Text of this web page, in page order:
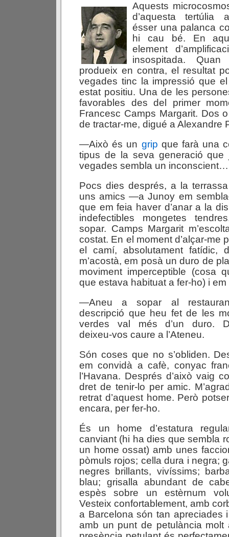
Aquests
d’aquesta tertúlia
ésser una palanca
hi cau bé. En
element
insospitada. Quan
produeix en contra, el resultat
vegades tinc la impressió que
estat positiu. Una de les
favorables des del primer
Francesc Camps Margarit. Dos
de tractar-me, digué a Alexandre
—Això és un grip que farà una
tipus de la seva generació que
vegades sembla un inconscient…
Pocs dies després, a la
uns amics —a Junoy em
que em feia haver d’anar a la
indefectibles mongetes
sopar. Camps Margarit
costat. En el moment d’alçar-me
el camí, absolutament fatídic,
m’acostà, em posà un duro de
moviment imperceptible (cosa
que estava habituat a fer-ho) i em
—Aneu a sopar al
descripció que heu fet de les
verdes val més d’un duro.
deixeu-vos caure a l’Ateneu.
Són coses que no s’obliden.
em convidà a cafè, conyac
l’Havana. Després d’això vaig
dret de tenir-lo per amic.
retrat d’aquest home. Però
encara, per fer-ho.
És un home d’estatura
canviant (hi ha dies que sembla
un home ossat) amb unes
pòmuls rojos; cella dura i negra;
negres brillants, vivíssims;
blau; grisalla abundant de
espès sobre un estèrnum
Vesteix confortablement, amb
a Barcelona són tan apreciades
amb un punt de petulància molt